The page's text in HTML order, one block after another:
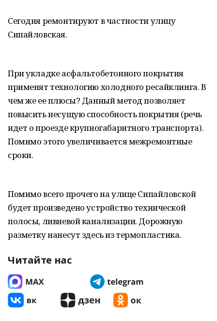
Сегодня ремонтируют в частности улицу
Сипайловская.
При укладке асфальтобетонного покрытия
применят технологию холодного ресайклинга. В
чем же ее плюсы? Данный метод позволяет
повысить несущую способность покрытия (речь
идет о проезде крупногабаритного транспорта).
Помимо этого увеличивается межремонтные
сроки.
Помимо всего прочего на улице Сипайловской
будет произведено устройство технической
полосы, ливневой канализации. Дорожную
разметку нанесут здесь из термопластика.
Читайте нас